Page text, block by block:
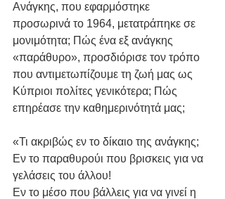
Ανάγκης, που εφαρμόστηκε
προσωρινά το 1964, μετατράπηκε σε
μονιμότητα; Πώς ένα εξ ανάγκης
«παράθυρο», προσδιόρισε τον τρόπο
που αντιμετωπίζουμε τη ζωή μας ως
Κύπριοι πολίτες γενικότερα; Πώς
επηρέασε την καθημερινότητά μας;
«Τι ακριβώς εν το δίκαιο της ανάγκης;
Εν το παραθυρούι που βρισκεις για να
γελάσεις του άλλου!
Εν το μέσο που βάλλεις για να γινεί η